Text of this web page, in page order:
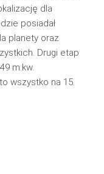
dla
posiadał
planety oraz
Drugi etap
m.kw.
wszystko na 15.